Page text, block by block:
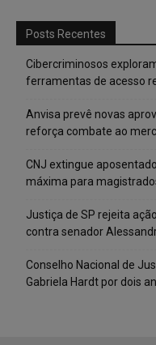
Posts Recentes
Cibercriminosos
ferramentas de acesso
Anvisa prevê novas
reforça combate ao
CNJ extingue
máxima para
Justiça de SP rejeita
contra senador
Conselho Nacional de
Gabriela Hardt por dois